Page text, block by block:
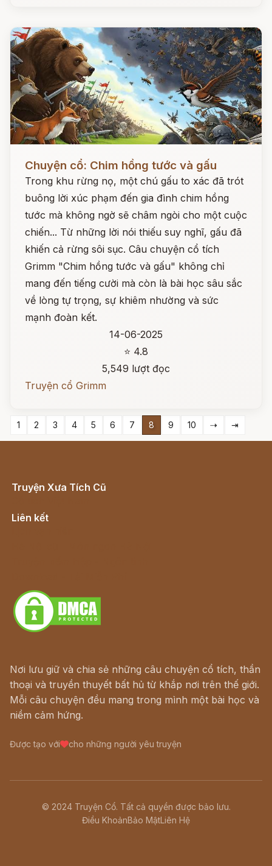
Chuyện cổ: Chim hồng tước và gấu
Trong khu rừng nọ, một chú gấu to xác đã trót
buông lời xúc phạm đến gia đình chim hồng
tước mà không ngờ sẽ châm ngòi cho một cuộc
chiến... Từ những lời nói thiếu suy nghĩ, gấu đã
khiến cả rừng sôi sục. Câu chuyện cổ tích
Grimm "Chim hồng tước và gấu" không chỉ
mang đến tiếng cười mà còn là bài học sâu sắc
về lòng tự trọng, sự khiêm nhường và sức
mạnh đoàn kết.
14-06-2025
⭐ 4.8
5,549 lượt đọc
Truyện cổ Grimm
1 2 3 4 5 6 7 8 9 10 ⇢ ⇥
Truyện Xưa Tích Cũ
Liên kết
Nơi lưu giữ và chia sẻ những câu chuyện cổ tích, thần
thoại và truyền thuyết bất hủ từ khắp nơi trên thế giới.
Mỗi câu chuyện đều mang trong mình một bài học và
niềm cảm hứng.
Được tạo với cho những người yêu truyện
© 2024 Truyện Cổ. Tất cả quyền được bảo lưu.
Điều KhoảnBảo MậtLiên Hệ